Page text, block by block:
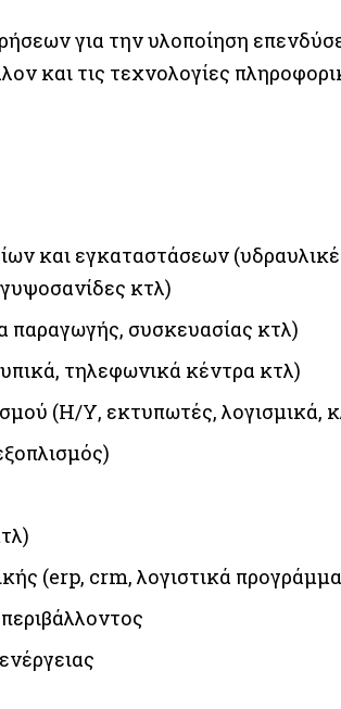
για την υλοποίηση
και τις τεχνολογίες
και εγκαταστάσεων
κτλ)
συσκευασίας κτλ)
τηλεφωνικά κέντρα κτλ)
(Η/Υ, εκτυπωτές, λογισμικά,
(erp, crm, λογιστικά